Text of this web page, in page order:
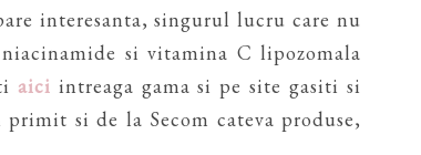
interesanta, singurul lucru care nu
si vitamina C lipozomala
aici intreaga gama si pe site gasiti si
si de la Secom cateva produse,